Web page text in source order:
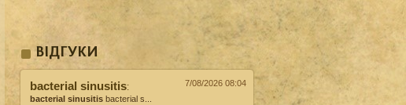
ВІДГУКИ
bacterial sinusitis:
bacterial sinusitis bacterial s...
7/08/2026 08:04